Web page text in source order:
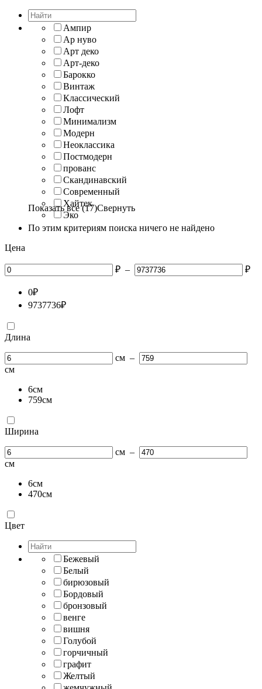
Ампир
Ар нуво
Арт деко
Арт-деко
Барокко
Винтаж
Классический
Лофт
Минимализм
Модерн
Неоклассика
Постмодерн
прованс
Скандинавский
Современный
Хайтек
Эко
Показать все (17)Свернуть
По этим критериям поиска ничего не найдено
Цена
₽ – ₽
0₽
9737736₽
Длина
см –
см
6см
759см
Ширина
см –
см
6см
470см
Цвет
Бежевый
Белый
бирюзовый
Бордовый
бронзовый
венге
вишня
Голубой
горчичный
графит
Желтый